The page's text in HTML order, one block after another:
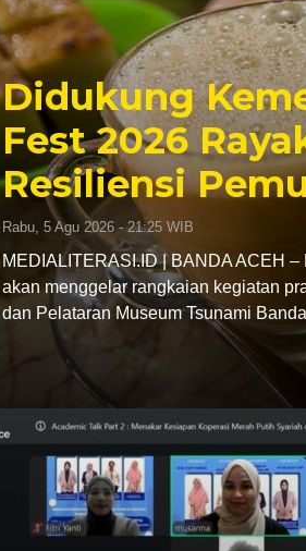
Didukung
Fest 2026
Resiliensi
Rabu, 5 Agu 2026 - 21:25 WIB
MEDIALITERASI.ID | BANDA ACEH
akan menggelar rangkaian kegiatan
dan Pelataran Museum Tsunami